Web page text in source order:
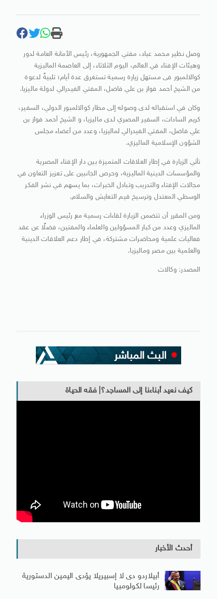
وصل نظير محمد عياد، مفتي الجمهورية، رئيس الأمانة العامة لدور
وهيئات الإفتاء في العالم، اليوم الثلاثاء، إلى العاصمة الماليزية
كوالالمبور فى مستهل زيارة رسمية تستغرق عدة أيام؛ تلبيةً لدعوة
من الشيخ أحمد فواز بن علي فاضل، المفتي الفيدرالي لدولة ماليزيا.
وكان في استقباله لدى وصوله إلى مطار كوالالمبور الدولي، السفير،
كريم السادات، السفير المصري لدى ماليزيا، و الشيخ أحمد فواز بن
علي فاضل، المفتي الفيدرالي لماليزيا، وعدد من أعضاء مجلس
الشؤون الإسلامية الماليزي.
تأتي الزيارة في إطار العلاقات المتميزة بين دار الإفتاء المصرية
والمؤسسات الدينية الماليزية، وحرص الجانبين على تعزيز التعاون في
مجالات الإفتاء والتدريب وتبادل الخبرات، بما يسهم في نشر الفكر
الوسطي المعتدل وترسيخ قيم التعايش والسلام.
ومن المقرر أن تتضمن الزيارة لقاءات رسمية مع رئيس الوزراء
الماليزي وعدد من كبار المسؤولين والعلماء والمفتين، فضلًا عن عقد
فعاليات علمية ومحاضرات مشتركة، في إطار دعم العلاقات الدينية
والعلمية بين مصر وماليزيا.
المصدر: وكالات
كيف نعيد أبناءنا إلى المساجد؟| فقه الحياة
أحدث الأخبار
أبيلاردو دى لا إسبيريلا يؤدى اليمين الدستورية
رئيسا لكولومبيا